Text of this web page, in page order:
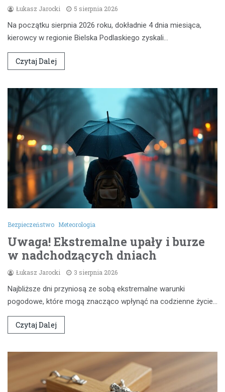
Łukasz Jarocki 5 sierpnia 2026
Na początku sierpnia 2026 roku, dokładnie 4 dnia miesiąca,
kierowcy w regionie Bielska Podlaskiego zyskali…
Czytaj Dalej
Bezpieczeństwo Meteorologia
Uwaga! Ekstremalne upały i burze
w nadchodzących dniach
Łukasz Jarocki 3 sierpnia 2026
Najbliższe dni przyniosą ze sobą ekstremalne warunki
pogodowe, które mogą znacząco wpłynąć na codzienne życie…
Czytaj Dalej